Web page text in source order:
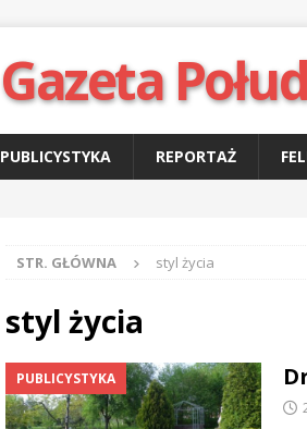
Gazeta
PUBLICYSTYKA REPORTAŻ
STR. GŁÓWNA styl życia
styl życia
PUBLICYSTYKA